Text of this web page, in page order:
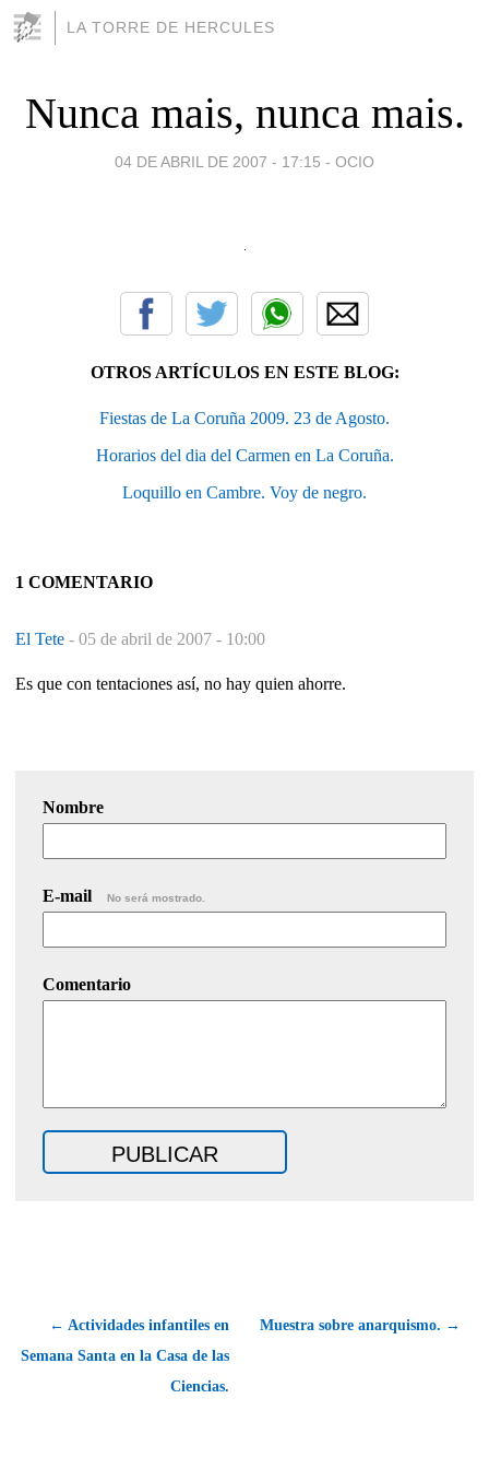
LA TORRE DE HERCULES
Nunca mais, nunca mais.
04 DE ABRIL DE 2007 - 17:15 - OCIO
OTROS ARTÍCULOS EN ESTE BLOG:
Fiestas de La Coruña 2009. 23 de Agosto.
Horarios del dia del Carmen en La Coruña.
Loquillo en Cambre. Voy de negro.
1 COMENTARIO
El Tete - 05 de abril de 2007 - 10:00
Es que con tentaciones así, no hay quien ahorre.
Nombre
E-mail No será mostrado.
Comentario
← Actividades infantiles en
Semana Santa en la Casa de las
Ciencias.
Muestra sobre anarquismo. →